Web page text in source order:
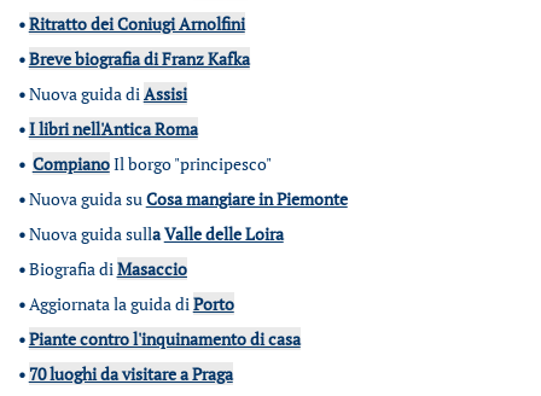
•Ritratto dei Coniugi Arnolfini
•Breve biografia di Franz Kafka
•Nuova guida diAssisi
•I libri nell'Antica Roma
• CompianoIl borgo "principesco"
•Nuova guida suCosa mangiare in Piemonte
•Nuova guida sullaValle delle Loira
•Biografia diMasaccio
•Aggiornata la guida diPorto
•Piante contro l'inquinamento di casa
• 70 luoghi da visitare a Praga